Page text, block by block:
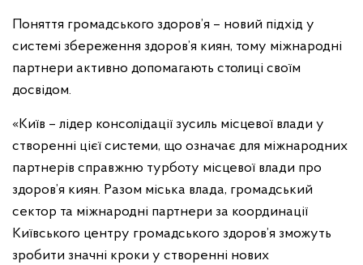
Поняття громадського здоров’я – новий підхід у
системі збереження здоров’я киян, тому міжнародні
партнери активно допомагають столиці своїм
досвідом.
«Київ – лідер консолідації зусиль місцевої влади у
створенні цієї системи, що означає для міжнародних
партнерів справжню турботу місцевої влади про
здоров’я киян. Разом міська влада, громадський
сектор та міжнародні партнери за координації
Київського центру громадського здоров’я зможуть
зробити значні кроки у створенні нових